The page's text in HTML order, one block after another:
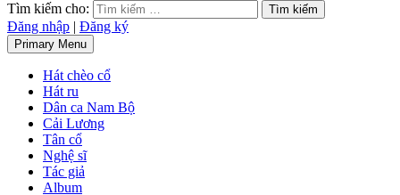
Tìm kiếm cho:
Đăng nhập | Đăng ký
Primary Menu
Hát chèo cổ
Hát ru
Dân ca Nam Bộ
Cải Lương
Tân cổ
Nghệ sĩ
Tác giả
Album